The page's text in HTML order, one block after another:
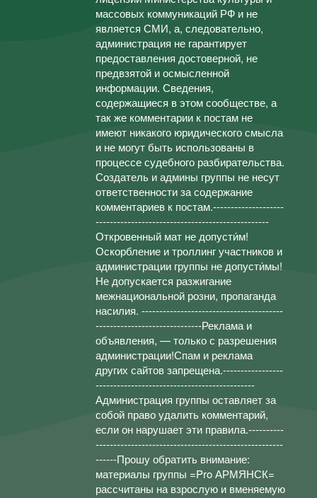
массовых коммуникаций РФ и не
является СМИ, а, следовательно,
администрация не гарантирует
предоставления достоверной, не
предвзятой и осмысленной
информации. Сведения,
содержащиеся в этом сообществе, а
так же комментарии к постам не
имеют никакого юридического смысла
и не могут быть использованы в
процессе судебного разбирательства.
Создатель и админы группы не несут
ответственности за содержание
комментариев к постам.--------------------
-------------------------------------------------
Откровенный мат не допусти́м!
Оскорбление и троллинг участников и
администрации группы не допусти́мы!
Не допускается разжигание
межнациональной розни, пропаганда
насилия. ----------------------------------------
------------------------------Реклама и
объявления, — только с разрешения
администрации!Спам и реклама
других сайтов запрещена.-----------------
---------------------------------------------
Администрация группы оставляет за
собой право удалить комментарий,
если он нарушает эти правила.----------
-----------------------------------------------------
------Прошу обратить внимание:
материалы группы =Pro АРМЯНСК=
рассчитаны на взрослую и вменяемую